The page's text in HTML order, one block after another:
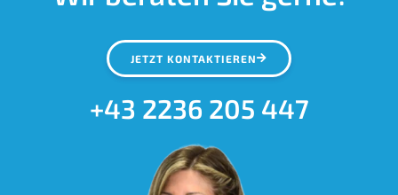
JETZT KONTAKTIEREN
+43 2236 205 447